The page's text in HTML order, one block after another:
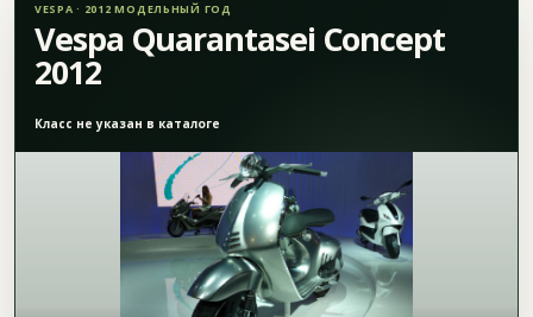
VESPA · 2012 МОДЕЛЬНЫЙ ГОД
Vespa Quarantasei Concept
2012
Класс не указан в каталоге